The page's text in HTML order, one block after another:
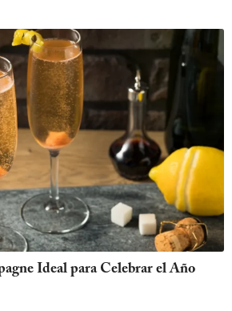
Ideal para Celebrar el Año